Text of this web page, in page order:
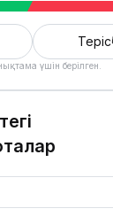
Теріс
үшін берілген.